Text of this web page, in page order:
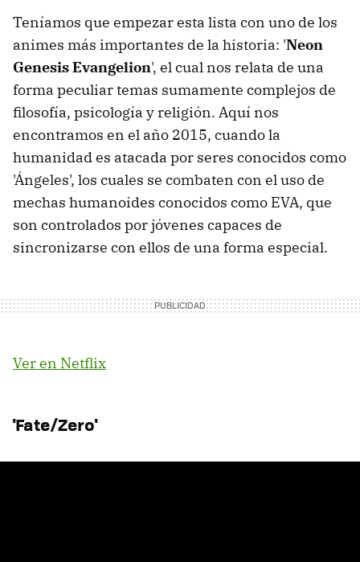
Teníamos que empezar esta lista con uno de los
animes más importantes de la historia: 'Neon
Genesis Evangelion', el cual nos relata de una
forma peculiar temas sumamente complejos de
filosofía, psicología y religión. Aquí nos
encontramos en el año 2015, cuando la
humanidad es atacada por seres conocidos como
'Ángeles', los cuales se combaten con el uso de
mechas humanoides conocidos como EVA, que
son controlados por jóvenes capaces de
sincronizarse con ellos de una forma especial.
Ver en Netflix
'Fate/Zero'